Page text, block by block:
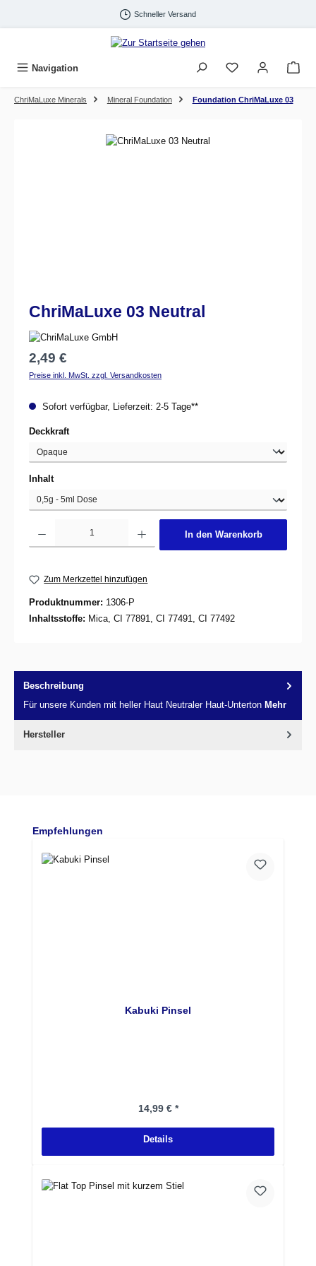
Schneller Versand
Navigation
ChriMaLuxe Minerals Mineral Foundation Foundation ChriMaLuxe 03
Bildergalerie überspringen
ChriMaLuxe 03 Neutral
Regulärer Preis:
2,49 €
Preise inkl. MwSt. zzgl. Versandkosten
Sofort verfügbar, Lieferzeit: 2-5 Tage**
Deckkraftauswählen
Inhaltauswählen
In den Warenkorb
Zum Merkzettel hinzufügen
Produktnummer: 1306-P
Inhaltsstoffe: Mica, CI 77891, CI 77491, CI 77492
Beschreibung
Für unsere Kunden mit heller Haut Neutraler Haut-Unterton Mehr
Hersteller
Produktgalerie überspringen
Empfehlungen
Kabuki Pinsel
Regulärer Preis:
14,99 € *
Details